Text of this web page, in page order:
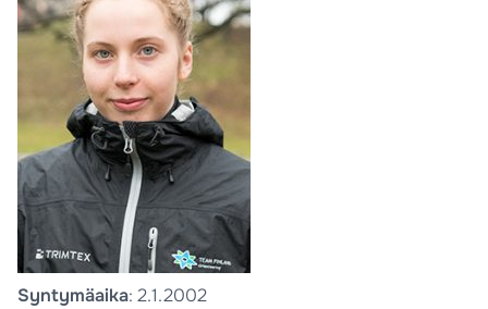
Syntymäaika: 2.1.2002